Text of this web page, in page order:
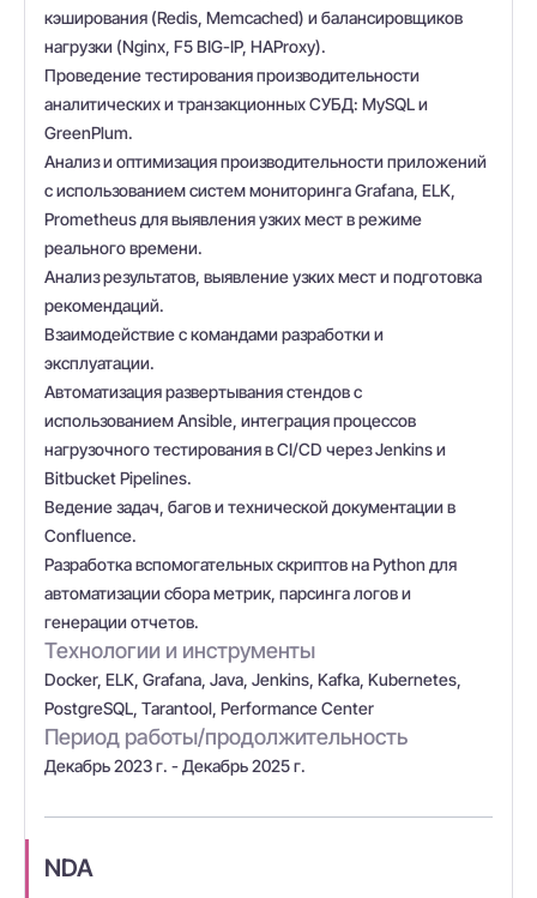
кэширования (Redis, Memcached) и балансировщиков
нагрузки (Nginx, F5 BIG-IP, HAProxy).
Проведение тестирования производительности
аналитических и транзакционных СУБД: MySQL и
GreenPlum.
Анализ и оптимизация производительности приложений
с использованием систем мониторинга Grafana, ELK,
Prometheus для выявления узких мест в режиме
реального времени.
Анализ результатов, выявление узких мест и подготовка
рекомендаций.
Взаимодействие с командами разработки и
эксплуатации.
Автоматизация развертывания стендов с
использованием Ansible, интеграция процессов
нагрузочного тестирования в CI/CD через Jenkins и
Bitbucket Pipelines.
Ведение задач, багов и технической документации в
Confluence.
Разработка вспомогательных скриптов на Python для
автоматизации сбора метрик, парсинга логов и
генерации отчетов.
Технологии и инструменты
Docker, ELK, Grafana, Java, Jenkins, Kafka, Kubernetes,
PostgreSQL, Tarantool, Performance Center
Период работы/продолжительность
Декабрь 2023 г. - Декабрь 2025 г.
NDA